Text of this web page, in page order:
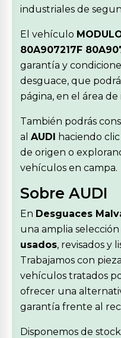
industriales de
El vehículo
80A907217F
garantía y
desguace, que
página, en el área
También podrás
al AUDI haciendo
de origen o
vehículos en campa.
Sobre AUDI
En Desguaces
una amplia selección
usados, revisados y
Trabajamos con
vehículos tratados
ofrecer una
garantía frente al
Disponemos de